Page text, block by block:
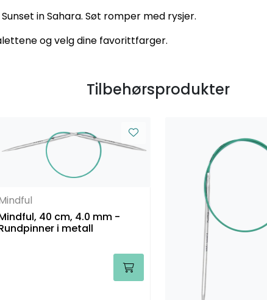
in Sahara. Søt romper med rysjer.
og velg dine favorittfarger.
Tilbehørsprodukter
40 cm, 4.0 mm -
i metall